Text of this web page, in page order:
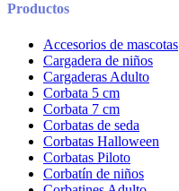
Productos
Accesorios de mascotas
Cargadera de niños
Cargaderas Adulto
Corbata 5 cm
Corbata 7 cm
Corbatas de seda
Corbatas Halloween
Corbatas Piloto
Corbatín de niños